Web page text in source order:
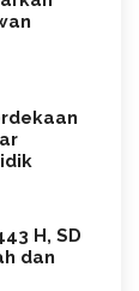
H, SD
dan